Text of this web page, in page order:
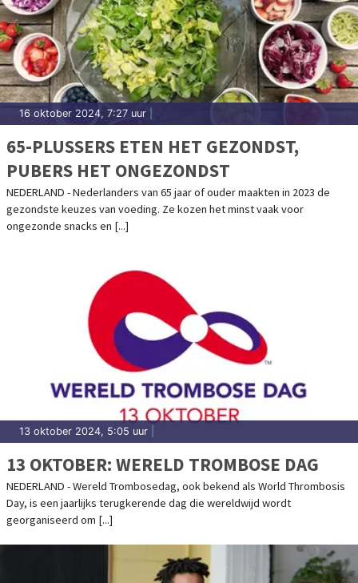
16 oktober 2024, 7:27 uur
65-PLUSSERS ETEN HET GEZONDST,
PUBERS HET ONGEZONDST
NEDERLAND - Nederlanders van 65 jaar of ouder maakten in 2023 de
gezondste keuzes van voeding. Ze kozen het minst vaak voor
ongezonde snacks en [...]
13 oktober 2024, 5:05 uur
13 OKTOBER: WERELD TROMBOSE DAG
NEDERLAND - Wereld Trombosedag, ook bekend als World Thrombosis
Day, is een jaarlijks terugkerende dag die wereldwijd wordt
georganiseerd om [...]